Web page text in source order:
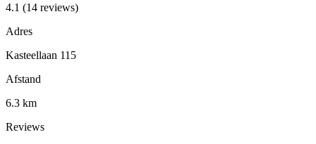
4.1 (14 reviews)
Adres
Kasteellaan 115
Afstand
6.3 km
Reviews